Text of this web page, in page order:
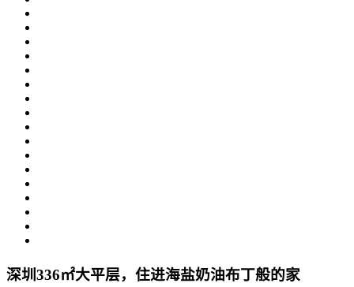
深圳336㎡大平层，住进海盐奶油布丁般的家